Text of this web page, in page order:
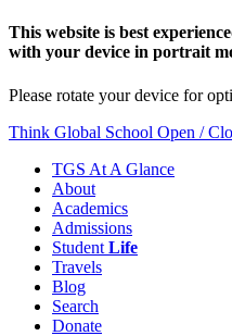
This website is best
with your device in portrait
Please rotate your device for
Think Global School Open /
TGS At A Glance
About
Academics
Admissions
Student Life
Travels
Blog
Search
Donate